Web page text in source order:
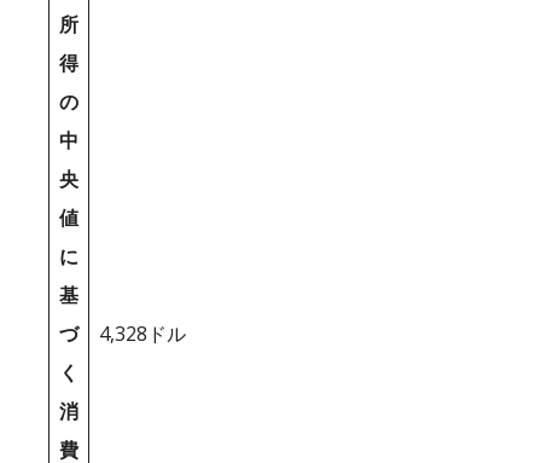
所
得
の
中
央
値
に
基
づ
く
消
費
4,328ドル